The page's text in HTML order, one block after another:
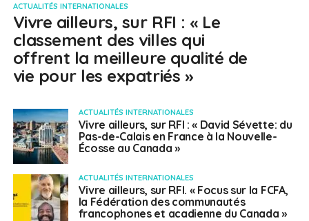
ACTUALITÉS INTERNATIONALES
Vivre ailleurs, sur RFI : « Le
classement des villes qui
offrent la meilleure qualité de
vie pour les expatriés »
ACTUALITÉS INTERNATIONALES
Vivre ailleurs, sur RFI : « David Sévette: du
Pas-de-Calais en France à la Nouvelle-
Écosse au Canada »
ACTUALITÉS INTERNATIONALES
Vivre ailleurs, sur RFI. « Focus sur la FCFA,
la Fédération des communautés
francophones et acadienne du Canada »